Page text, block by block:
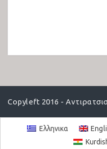
Copyleft 2016 -
Ελληνικα